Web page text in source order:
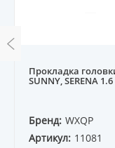
Прокладка
SUNNY, SERENA 1.6
Бренд: WXQP
Артикул: 11081